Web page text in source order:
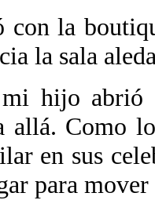
con la
la sala
mi hijo
allá. Como
en sus
para